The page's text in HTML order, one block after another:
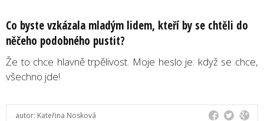
Co byste vzkázala mladým lidem, kteří by se chtěli do
něčeho podobného pustit?
Že to chce hlavně trpělivost. Moje heslo je: když se chce,
všechno jde!
autor: Kateřina Nosková